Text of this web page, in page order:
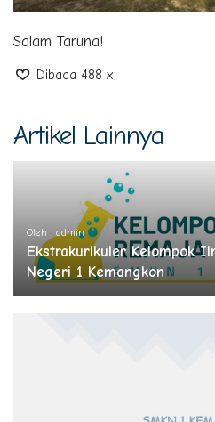
Salam Taruna!
Dibaca 488 x
Artikel Lainnya
Oleh : admin
Ekstrakurikuler Kelompok
Negeri 1 Kemangkon